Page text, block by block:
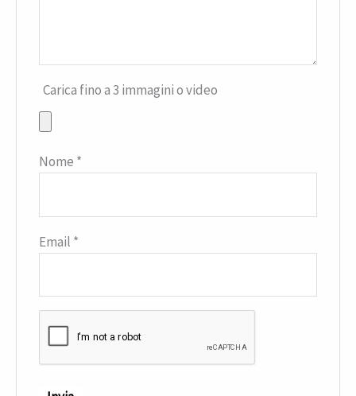
Carica fino a 3 immagini o video
Nome *
Email *